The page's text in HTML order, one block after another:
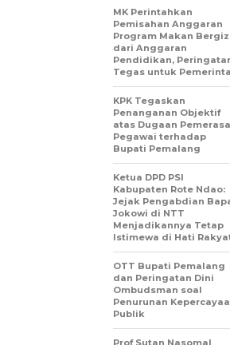
MK Perintahkan
Pemisahan Anggaran
Program Makan
dari Anggaran
Pendidikan,
Tegas untuk
KPK Tegaskan
Penanganan Objektif
atas Dugaan
Pegawai terhadap
Bupati Pemalang
Ketua DPD PSI
Kabupaten Rote Ndao:
Jejak Pengabdian
Jokowi di NTT
Menjadikannya Tetap
Istimewa di Hati
OTT Bupati Pemalang
dan Peringatan Dini
Ombudsman soal
Penurunan
Publik
Prof Sutan Nasomal